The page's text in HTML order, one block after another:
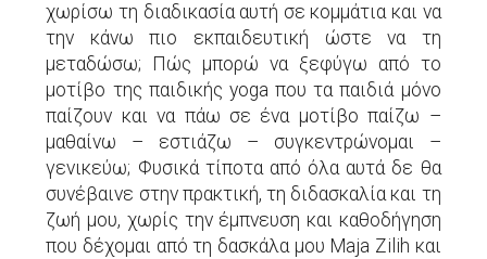
χωρίσω τη διαδικασία αυτή σε κομμάτια και να
την κάνω πιο εκπαιδευτική ώστε να τη
μεταδώσω; Πώς μπορώ να ξεφύγω από το
μοτίβο της παιδικής yoga που τα παιδιά μόνο
παίζουν και να πάω σε ένα μοτίβο παίζω –
μαθαίνω – εστιάζω – συγκεντρώνομαι –
γενικεύω; Φυσικά τίποτα από όλα αυτά δε θα
συνέβαινε στην πρακτική, τη διδασκαλία και τη
ζωή μου, χωρίς την έμπνευση και καθοδήγηση
που δέχομαι από τη δασκάλα μου Μaja Ζilih και